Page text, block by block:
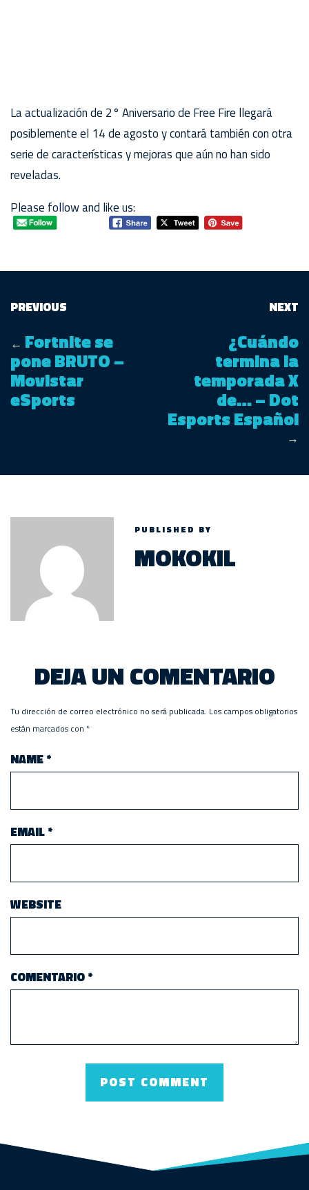
La actualización de 2° Aniversario de Free Fire llegará
posiblemente el 14 de agosto y contará también con otra
serie de características y mejoras que aún no han sido
reveladas.
Please follow and like us:
PREVIOUS
← Fortnite se
pone BRUTO –
Movistar
eSports
NEXT
¿Cuándo
termina la
temporada X
de… – Dot
Esports Español
→
PUBLISHED BY
MOKOKIL
DEJA UN COMENTARIO
Tu dirección de correo electrónico no será publicada. Los campos obligatorios
están marcados con *
NAME*
EMAIL*
WEBSITE
COMENTARIO*